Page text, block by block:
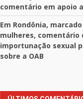
comentário em apoio
Em Rondônia,
mulheres, comentário
importunação sexual
sobre a OAB